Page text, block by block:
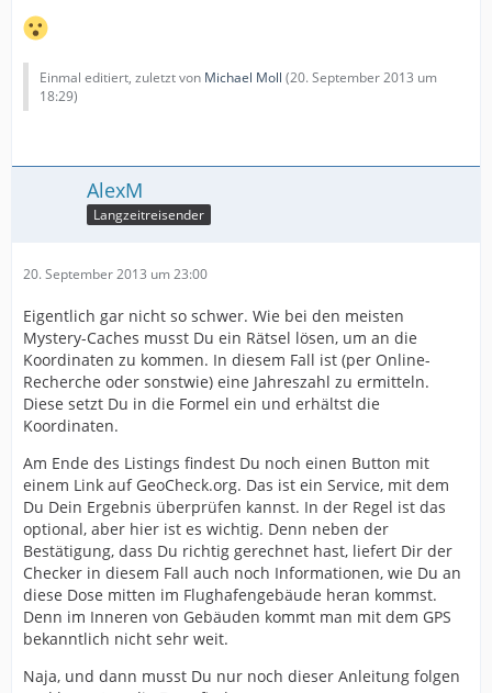
Einmal editiert, zuletzt von Michael Moll (20. September 2013 um
18:29)
AlexM
Langzeitreisender
20. September 2013 um 23:00
Eigentlich gar nicht so schwer. Wie bei den meisten
Mystery-Caches musst Du ein Rätsel lösen, um an die
Koordinaten zu kommen. In diesem Fall ist (per Online-
Recherche oder sonstwie) eine Jahreszahl zu ermitteln.
Diese setzt Du in die Formel ein und erhältst die
Koordinaten.
Am Ende des Listings findest Du noch einen Button mit
einem Link auf GeoCheck.org. Das ist ein Service, mit dem
Du Dein Ergebnis überprüfen kannst. In der Regel ist das
optional, aber hier ist es wichtig. Denn neben der
Bestätigung, dass Du richtig gerechnet hast, liefert Dir der
Checker in diesem Fall auch noch Informationen, wie Du an
diese Dose mitten im Flughafengebäude heran kommst.
Denn im Inneren von Gebäuden kommt man mit dem GPS
bekanntlich nicht sehr weit.
Naja, und dann musst Du nur noch dieser Anleitung folgen